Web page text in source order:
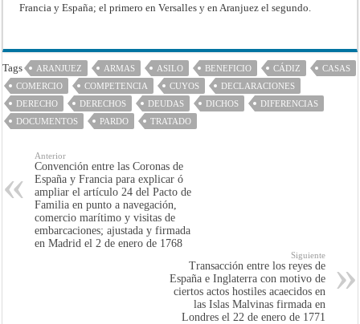
Francia y España; el primero en Versalles y en Aranjuez el segundo.
Tags ARANJUEZ ARMAS ASILO BENEFICIO CÁDIZ
CASAS
COMERCIO
COMPETENCIA CUYOS
DECLARACIONES
DERECHO
DERECHOS DEUDAS DICHOS
DIFERENCIAS
DOCUMENTOS
PARDO TRATADO
Anterior
Convención entre las Coronas de
España y Francia para explicar ó
ampliar el artículo 24 del Pacto de
Familia en punto a navegación,
comercio marítimo y visitas de
embarcaciones; ajustada y firmada
en Madrid el 2 de enero de 1768
Siguiente
Transacción entre los reyes de
España e Inglaterra con motivo de
ciertos actos hostiles acaecidos en
las Islas Malvinas firmada en
Londres el 22 de enero de 1771